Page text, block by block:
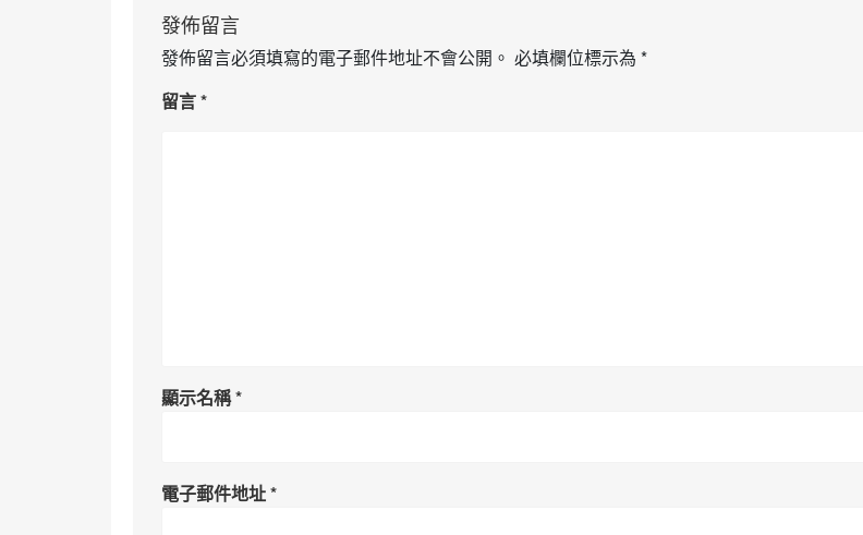
發佈留言
發佈留言必須填寫的電子郵件地址不會公開。 必填欄位標示為 *
留言*
顯示名稱*
電子郵件地址*